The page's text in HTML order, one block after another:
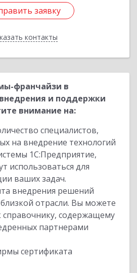
заявку
контакты
заявку
Назад
франчайзи в
и поддержки
внимание на:
специалистов,
на внедрение технологий
1С:Предприятие,
использоваться для
ваших задач.
внедрения решений
отрасли. Вы можете
справочнику, содержащему
партнерами
сертификата